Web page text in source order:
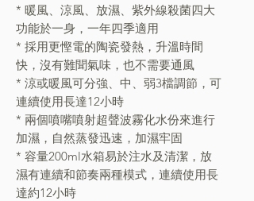
* 暖風、涼風、放濕、紫外線殺菌四大
功能於一身，一年四季適用
* 採用更慳電的陶瓷發熱，升溫時間
快，沒有難聞氣味，也不需要通風
* 涼或暖風可分強、中、弱3檔調節，可
連續使用長達12小時
* 兩個噴嘴噴射超聲波霧化水份來進行
加濕，自然蒸發迅速，加濕牢固
* 容量200ml水箱易於注水及清潔，放
濕有連續和節奏兩種模式，連續使用長
達​約​12小時